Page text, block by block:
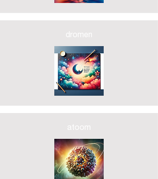
dromen
atoom